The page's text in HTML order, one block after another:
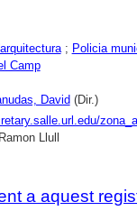
; Policia
Camp
David (Dir.)
Llull
a aquest